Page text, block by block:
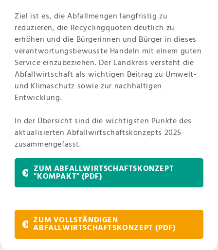
Ziel ist es, die Abfallmengen langfristig zu
reduzieren, die Recyclingquoten deutlich zu
erhöhen und die Bürgerinnen und Bürger in dieses
verantwortungsbewusste Handeln mit einem guten
Service einzubeziehen. Der Landkreis versteht die
Abfallwirtschaft als wichtigen Beitrag zu Umwelt-
und Klimaschutz sowie zur nachhaltigen
Entwicklung.
In der Übersicht sind die wichtigsten Punkte des
aktualisierten Abfallwirtschaftskonzepts 2025
zusammengefasst.
ZUM ABFALLWIRTSCHAFTSKONZEPT
"KOMPAKT"(PDF)
ZUM VOLLSTÄNDIGEN
ABFALLWIRTSCHAFTSKONZEPT(PDF)